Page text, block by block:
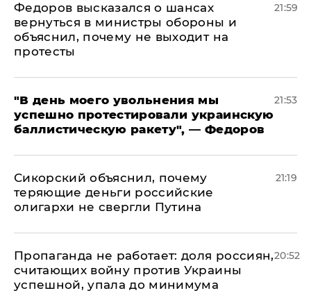
Федоров высказался о шансах
вернуться в министры обороны и
объяснил, почему не выходит на
протесты
21:59
​"В день моего увольнения мы
успешно протестировали украинскую
баллистическую ракету", — Федоров
21:53
Сикорский объяснил, почему
теряющие деньги российские
олигархи не свергли Путина
21:19
​Пропаганда не работает: доля россиян,
считающих войну против Украины
успешной, упала до минимума
20:52